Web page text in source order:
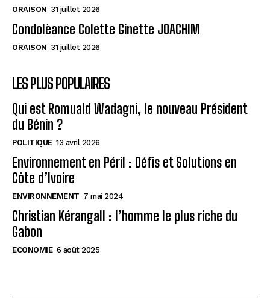
ORAISON 31 juillet 2026
Condolèance Colette Ginette JOACHIM
ORAISON 31 juillet 2026
LES PLUS POPULAIRES
Qui est Romuald Wadagni, le nouveau Président
du Bénin ?
POLITIQUE 13 avril 2026
Environnement en Péril : Défis et Solutions en
Côte d’Ivoire
ENVIRONNEMENT 7 mai 2024
Christian Kérangall : l’homme le plus riche du
Gabon
ECONOMIE 6 août 2025